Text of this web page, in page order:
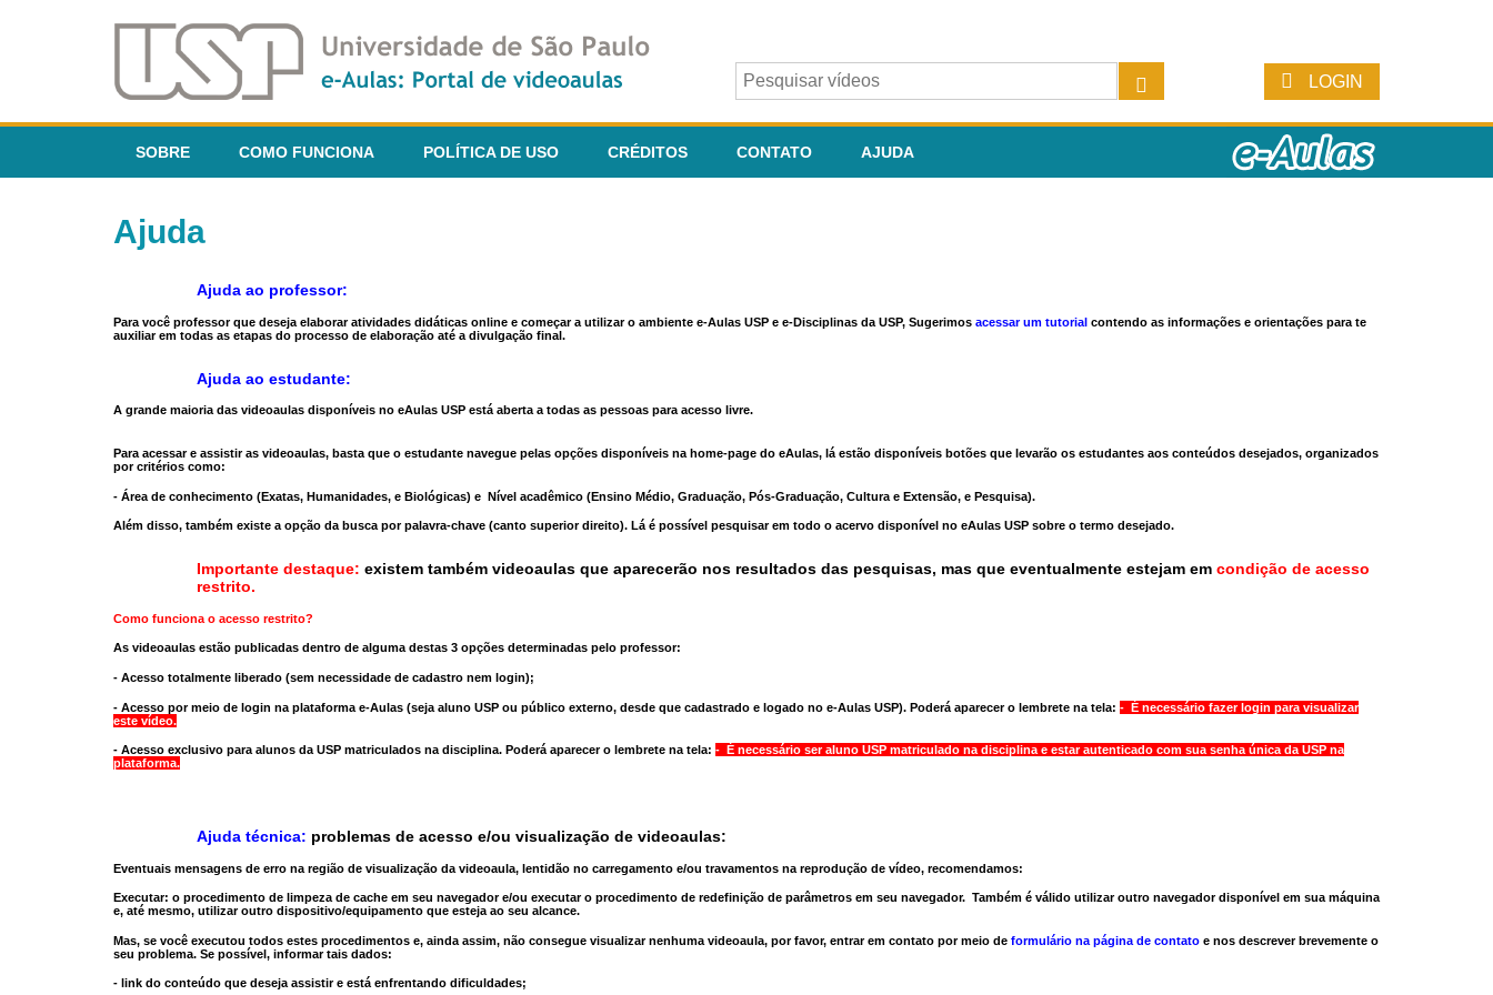
LOGIN
SOBRE COMO FUNCIONA POLÍTICA DE USO CRÉDITOS CONTATO AJUDA
Ajuda
Ajuda ao professor:
Para você professor que deseja elaborar atividades didáticas online e começar a utilizar o ambiente e-Aulas USP e e-Disciplinas da USP, Sugerimos acessar um tutorial contendo as informações e orientações para te
auxiliar em todas as etapas do processo de elaboração até a divulgação final.
Ajuda ao estudante:
A grande maioria das videoaulas disponíveis no eAulas USP está aberta a todas as pessoas para acesso livre.
Para acessar e assistir as videoaulas, basta que o estudante navegue pelas opções disponíveis na home-page do eAulas, lá estão disponíveis botões que levarão os estudantes aos conteúdos desejados, organizados
por critérios como:
- Área de conhecimento (Exatas, Humanidades, e Biológicas) e Nível acadêmico (Ensino Médio, Graduação, Pós-Graduação, Cultura e Extensão, e Pesquisa).
Além disso, também existe a opção da busca por palavra-chave (canto superior direito). Lá é possível pesquisar em todo o acervo disponível no eAulas USP sobre o termo desejado.
Importante destaque: existem também videoaulas que aparecerão nos resultados das pesquisas, mas que eventualmente estejam em condição de acesso
restrito.
Como funciona o acesso restrito?
As videoaulas estão publicadas dentro de alguma destas 3 opções determinadas pelo professor:
- Acesso totalmente liberado (sem necessidade de cadastro nem login);
- Acesso por meio de login na plataforma e-Aulas (seja aluno USP ou público externo, desde que cadastrado e logado no e-Aulas USP). Poderá aparecer o lembrete na tela: - É necessário fazer login para visualizar
este vídeo.
- Acesso exclusivo para alunos da USP matriculados na disciplina. Poderá aparecer o lembrete na tela: - É necessário ser aluno USP matriculado na disciplina e estar autenticado com sua senha única da USP na
plataforma.
Ajuda técnica: problemas de acesso e/ou visualização de videoaulas:
Eventuais mensagens de erro na região de visualização da videoaula, lentidão no carregamento e/ou travamentos na reprodução de vídeo, recomendamos:
Executar: o procedimento de limpeza de cache em seu navegador e/ou executar o procedimento de redefinição de parâmetros em seu navegador. Também é válido utilizar outro navegadordisponível em sua máquina
e, até mesmo, utilizar outro dispositivo/equipamento que esteja ao seu alcance.
Mas, se você executou todos estes procedimentos e, ainda assim, não consegue visualizar nenhuma videoaula, por favor, entrar em contato por meio de formulário na página de contato e nos descrever brevemente o
seu problema. Se possível, informar tais dados:
- link do conteúdo que deseja assistir e está enfrentando dificuldades;